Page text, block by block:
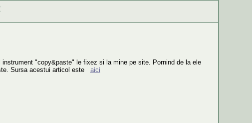
"copy&paste" le fixez si la mine pe site. Pornind de la ele
Sursa acestui articol este aici